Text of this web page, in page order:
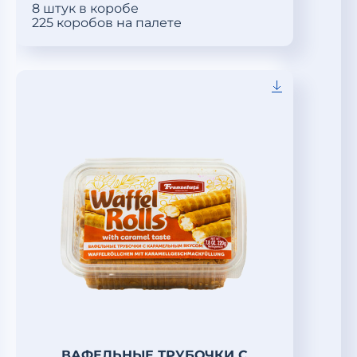
8 штук в коробе
225 коробов на палете